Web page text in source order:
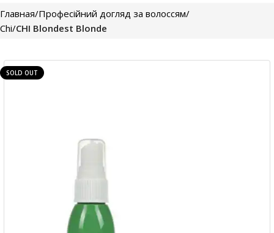
Главная Професійний догляд за волоссям
Chi CHI Blondest Blonde
SOLD OUT